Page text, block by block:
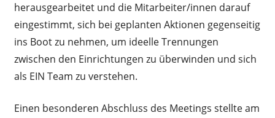
herausgearbeitet und die Mitarbeiter/innen darauf
eingestimmt, sich bei geplanten Aktionen gegenseitig
ins Boot zu nehmen, um ideelle Trennungen
zwischen den Einrichtungen zu überwinden und sich
als EIN Team zu verstehen.
Einen besonderen Abschluss des Meetings stellte am